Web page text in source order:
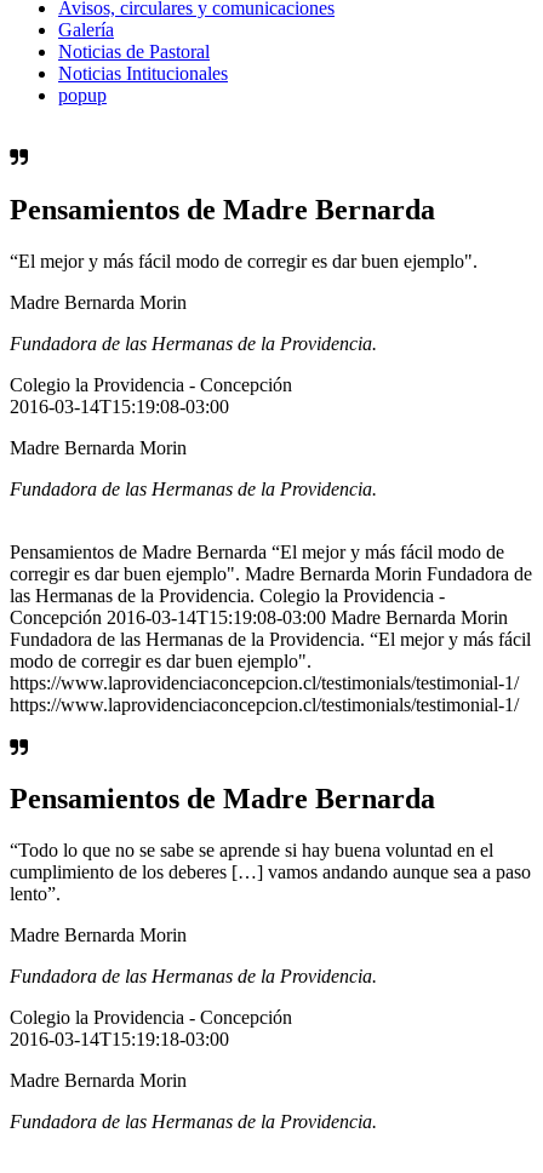
Avisos, circulares y comunicaciones
Galería
Noticias de Pastoral
Noticias Intitucionales
popup
Pensamientos de Madre Bernarda
“El mejor y más fácil modo de corregir es dar buen ejemplo".
Madre Bernarda Morin
Fundadora de las Hermanas de la Providencia.
Colegio la Providencia - Concepción
2016-03-14T15:19:08-03:00
Madre Bernarda Morin
Fundadora de las Hermanas de la Providencia.
Pensamientos de Madre Bernarda “El mejor y más fácil modo de
corregir es dar buen ejemplo". Madre Bernarda Morin Fundadora de
las Hermanas de la Providencia. Colegio la Providencia -
Concepción 2016-03-14T15:19:08-03:00 Madre Bernarda Morin
Fundadora de las Hermanas de la Providencia. “El mejor y más fácil
modo de corregir es dar buen ejemplo".
https://www.laprovidenciaconcepcion.cl/testimonials/testimonial-1/
https://www.laprovidenciaconcepcion.cl/testimonials/testimonial-1/
Pensamientos de Madre Bernarda
“Todo lo que no se sabe se aprende si hay buena voluntad en el
cumplimiento de los deberes […] vamos andando aunque sea a paso
lento”.
Madre Bernarda Morin
Fundadora de las Hermanas de la Providencia.
Colegio la Providencia - Concepción
2016-03-14T15:19:18-03:00
Madre Bernarda Morin
Fundadora de las Hermanas de la Providencia.